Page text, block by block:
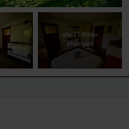
alle 21 Bilder
anzeigen